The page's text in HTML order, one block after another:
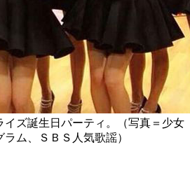
イズ誕生日パーティ。（写真＝少女
ム、ＳＢＳ人気歌謡）